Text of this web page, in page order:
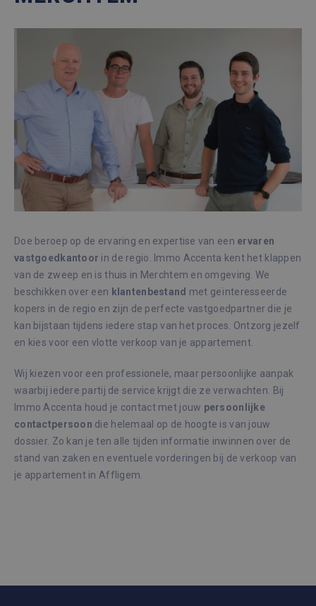
Doe beroep op de ervaring en expertise van een ervaren
vastgoedkantoor in de regio. Immo Accenta kent het klappen
van de zweep en is thuis in Merchtem en omgeving. We
beschikken over een klantenbestand met geïnteresseerde
kopers in de regio en zijn de perfecte vastgoedpartner die je
kan bijstaan tijdens iedere stap van het proces. Ontzorg jezelf
en kies voor een vlotte verkoop van je appartement.
Wij kiezen voor een professionele, maar persoonlijke aanpak
waarbij iedere partij de service krijgt die ze verwachten. Bij
Immo Accenta houd je contact met jouw persoonlijke
contactpersoon die helemaal op de hoogte is van jouw
dossier. Zo kan je ten alle tijden informatie inwinnen over de
stand van zaken en eventuele vorderingen bij de verkoop van
je appartement in Affligem.
NIET-GECLASSIFICEERD
Strikt noodzakelijk
Prestatie
Targeting
Functioneel
Niet-geclassificeerd
Strikt noodzakelijke cookies maken de
kernfunctionaliteiten van de website mogelijk,
De website kan niet goed worden gebruikt
zonder de strikt noodzakelijke cookies.
Naam
Aanbieder /
Domein
Vervaldatum
www.google.com
CookieScriptConsent
CookieScript
immoaccenta.be
1 maand